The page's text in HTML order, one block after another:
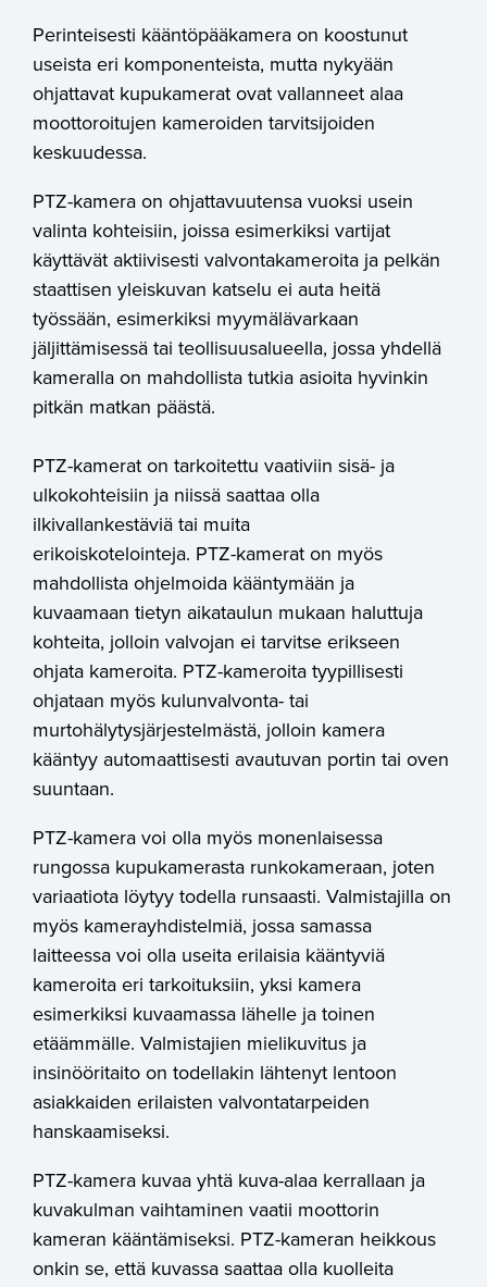
Perinteisesti kääntöpääkamera on koostunut
useista eri komponenteista, mutta nykyään
ohjattavat kupukamerat ovat vallanneet alaa
moottoroitujen kameroiden tarvitsijoiden
keskuudessa.
PTZ-kamera on ohjattavuutensa vuoksi usein
valinta kohteisiin, joissa esimerkiksi vartijat
käyttävät aktiivisesti valvontakameroita ja pelkän
staattisen yleiskuvan katselu ei auta heitä
työssään, esimerkiksi myymälävarkaan
jäljittämisessä tai teollisuusalueella, jossa yhdellä
kameralla on mahdollista tutkia asioita hyvinkin
pitkän matkan päästä.
PTZ-kamerat on tarkoitettu vaativiin sisä- ja
ulkokohteisiin ja niissä saattaa olla
ilkivallankestäviä tai muita
erikoiskotelointeja. PTZ-kamerat on myös
mahdollista ohjelmoida kääntymään ja
kuvaamaan tietyn aikataulun mukaan haluttuja
kohteita, jolloin valvojan ei tarvitse erikseen
ohjata kameroita. PTZ-kameroita tyypillisesti
ohjataan myös kulunvalvonta- tai
murtohälytysjärjestelmästä, jolloin kamera
kääntyy automaattisesti avautuvan portin tai oven
suuntaan.
PTZ-kamera voi olla myös monenlaisessa
rungossa kupukamerasta runkokameraan, joten
variaatiota löytyy todella runsaasti. Valmistajilla on
myös kamerayhdistelmiä, jossa samassa
laitteessa voi olla useita erilaisia kääntyviä
kameroita eri tarkoituksiin, yksi kamera
esimerkiksi kuvaamassa lähelle ja toinen
etäämmälle. Valmistajien mielikuvitus ja
insinööritaito on todellakin lähtenyt lentoon
asiakkaiden erilaisten valvontatarpeiden
hanskaamiseksi.
PTZ-kamera kuvaa yhtä kuva-alaa kerrallaan ja
kuvakulman vaihtaminen vaatii moottorin
kameran kääntämiseksi. PTZ-kameran heikkous
onkin se, että kuvassa saattaa olla kuolleita